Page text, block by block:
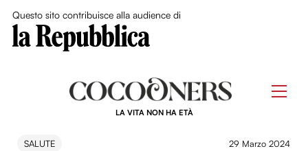
Questo sito contribuisce alla audience di
LA VITA NON HA ETÀ
SALUTE 29 Marzo 2024